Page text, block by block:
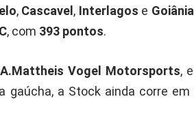
, Cascavel , Interlagos e Goiânia
, com 393 pontos.
A.Mattheis Vogel Motorsports, e
gaúcha, a Stock ainda corre em